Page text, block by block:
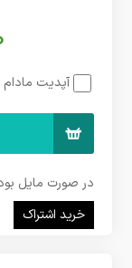
آپدیت مادام
در صورت مایل
خرید اشتراک